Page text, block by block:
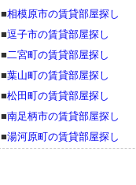
■相模原市の賃貸部屋探し
■逗子市の賃貸部屋探し
■二宮町の賃貸部屋探し
■葉山町の賃貸部屋探し
■松田町の賃貸部屋探し
■南足柄市の賃貸部屋探し
■湯河原町の賃貸部屋探し